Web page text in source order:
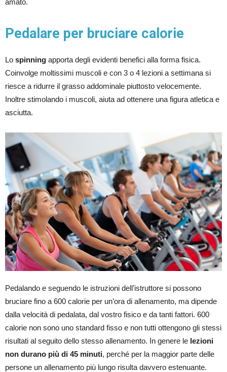
amato.
Pedalare per bruciare calorie
Lo spinning apporta degli evidenti benefici alla forma fisica.
Coinvolge moltissimi muscoli e con 3 o 4 lezioni a settimana si
riesce a ridurre il grasso addominale piuttosto velocemente.
Inoltre stimolando i muscoli, aiuta ad ottenere una figura atletica e
asciutta.
Pedalando e seguendo le istruzioni dell’istruttore si possono
bruciare fino a 600 calorie per un’ora di allenamento, ma dipende
dalla velocità di pedalata, dal vostro fisico e da tanti fattori. 600
calorie non sono uno standard fisso e non tutti ottengono gli stessi
risultati al seguito dello stesso allenamento. In genere le lezioni
non durano più di 45 minuti, perché per la maggior parte delle
persone un allenamento più lungo risulta davvero estenuante.